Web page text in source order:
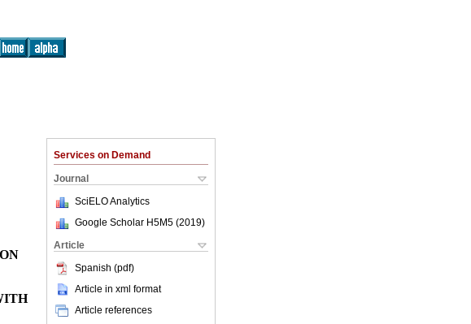
Services on Demand
Journal
SciELO Analytics
Google Scholar H5M5 (2019)
Article
Spanish (pdf)
Article in xml format
Article references